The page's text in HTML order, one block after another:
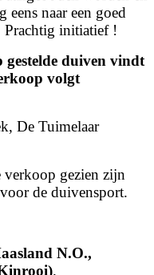
eens naar een goed
initiatief !
gestelde duiven vindt
volgt
De Tuimelaar
gezien zijn
de duivensport.
N.O.,
.